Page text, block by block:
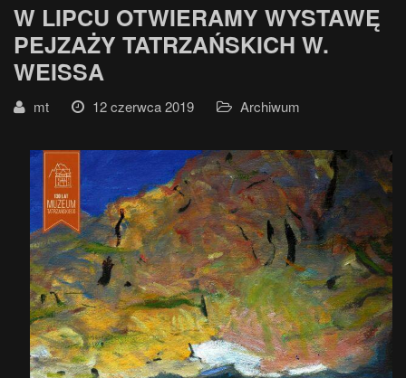
W LIPCU OTWIERAMY WYSTAWĘ
PEJZAŻY TATRZAŃSKICH W.
WEISSA
mt 12 czerwca 2019 Archiwum